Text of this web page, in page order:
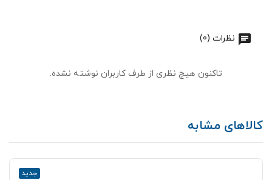
نظرات (0)
تاکنون هیچ نظری از طرف کاربران نوشته نشده.
کالاهای مشابه
جدید